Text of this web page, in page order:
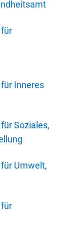
Inneres
Soziales,
Umwelt,